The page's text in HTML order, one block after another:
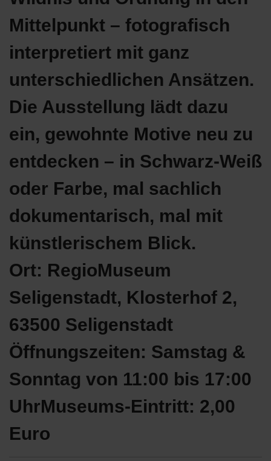
Mittelpunkt – fotografisch
interpretiert mit ganz
unterschiedlichen Ansätzen.
Die Ausstellung lädt dazu
ein, gewohnte Motive neu zu
entdecken – in Schwarz-Weiß
oder Farbe, mal sachlich
dokumentarisch, mal mit
künstlerischem Blick.
Ort: RegioMuseum
Seligenstadt, Klosterhof 2,
63500 Seligenstadt
Öffnungszeiten: Samstag &
Sonntag von 11:00 bis 17:00
UhrMuseums-Eintritt: 2,00
Euro